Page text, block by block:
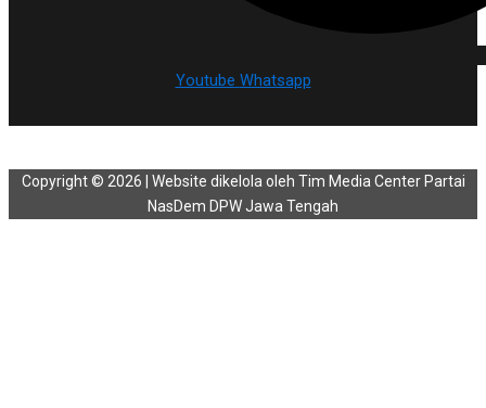
Youtube Whatsapp
Copyright © 2026 | Website dikelola oleh Tim Media Center Partai
NasDem DPW Jawa Tengah